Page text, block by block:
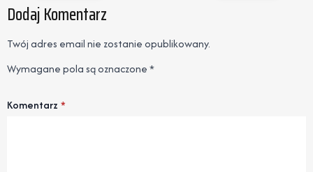
Dodaj Komentarz
Twój adres email nie zostanie opublikowany.
Wymagane pola są oznaczone*
Komentarz *